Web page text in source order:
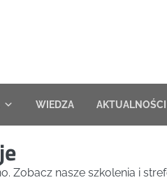
WIEDZA AKTUALNOŚCI
Zobacz nasze szkolenia i